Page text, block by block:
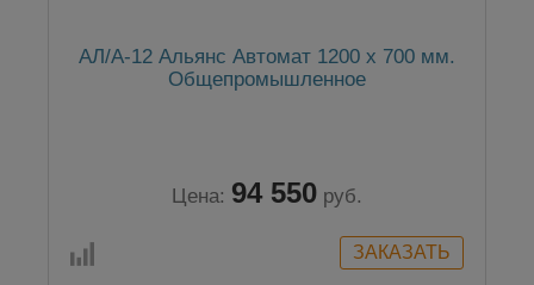
АЛ/А-12 Альянс Автомат 1200 x 700 мм.
Общепромышленное
Цена: 94 550 руб.